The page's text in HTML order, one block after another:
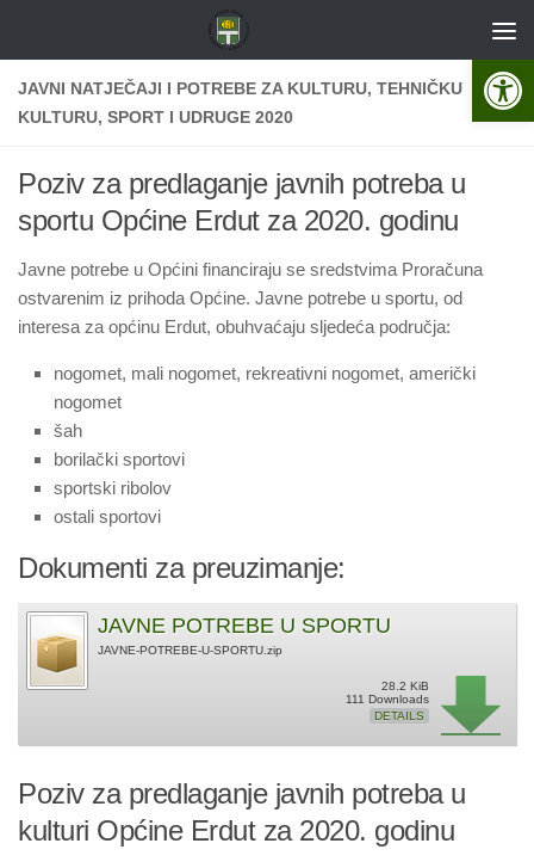
JAVNI NATJEČAJI I POTREBE ZA KULTURU, TEHNIČKU
KULTURU, SPORT I UDRUGE 2020
Poziv za predlaganje javnih potreba u
sportu Općine Erdut za 2020. godinu
Javne potrebe u Općini financiraju se sredstvima Proračuna
ostvarenim iz prihoda Općine. Javne potrebe u sportu, od
interesa za općinu Erdut, obuhvaćaju sljedeća područja:
nogomet, mali nogomet, rekreativni nogomet, američki
nogomet
šah
borilački sportovi
sportski ribolov
ostali sportovi
Dokumenti za preuzimanje:
JAVNE POTREBE U SPORTU
JAVNE-POTREBE-U-SPORTU.zip
28.2 KiB
111 Downloads
DETAILS
Poziv za predlaganje javnih potreba u
kulturi Općine Erdut za 2020. godinu